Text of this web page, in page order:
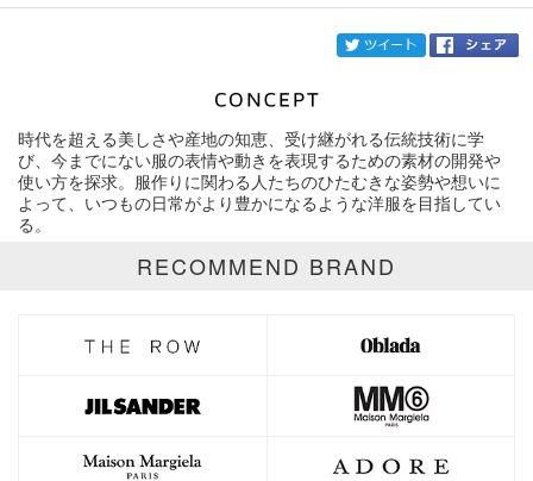
ブランド TELMA
カテゴリ
表示オプション
時代を超える美しさや産地の知恵、受け継がれる伝統技術に学
び、今までにない服の表情や動きを表現するための素材の開発や
使い⽅を探求。服作りに関わる人たちのひたむきな姿勢や想いに
よって、いつもの⽇常がより豊かになるような洋服を目指してい
る。
RECOMMEND BRAND